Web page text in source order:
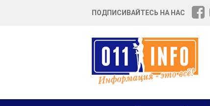
ПОДПИСИВАЙТЕСЬ НА НАС